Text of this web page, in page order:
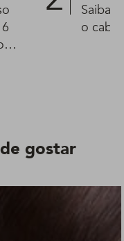
Saiba
o
gostar